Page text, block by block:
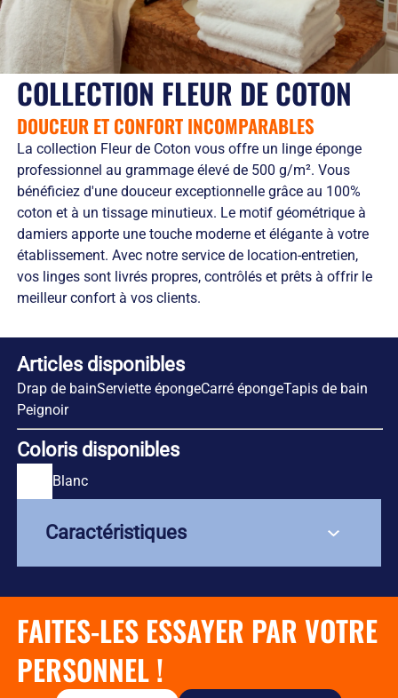
domicile
tenues
travail
L’engagement
de
service
textile
Les
équipements
de
protection
individuelle
Entretien
obligations
employeurs
Netexial
quelques
chiffres
Nous
rejoindre
Nos
agences
nous
font
confiance
RSE
et
développement
durable
Netexial
Actualités
Métiers du
service
Hôtellerie
Solutions
stockage
Tapis
Hygiène
Fontaines
à
eau
Vêtement
Salles
Propres
COLLECTION FLEUR DE COTON
DOUCEUR ET CONFORT INCOMPARABLES
La collection Fleur de Coton vous offre un linge éponge
professionnel au grammage élevé de 500 g/m². Vous
bénéficiez d'une douceur exceptionnelle grâce au 100%
coton et à un tissage minutieux. Le motif géométrique à
damiers apporte une touche moderne et élégante à votre
établissement. Avec notre service de location-entretien,
vos linges sont livrés propres, contrôlés et prêts à offrir le
meilleur confort à vos clients.
Articles disponibles
Drap de bainServiette épongeCarré épongeTapis de bain
Peignoir
Coloris disponibles
Blanc
Caractéristiques
Grammage : 500 g/m²
Motif géométrique à damiers
Tissage minutieux pour douceur maximale
Confort et bien-être garantis
FAITES-LES ESSAYER PAR VOTRE
PERSONNEL !